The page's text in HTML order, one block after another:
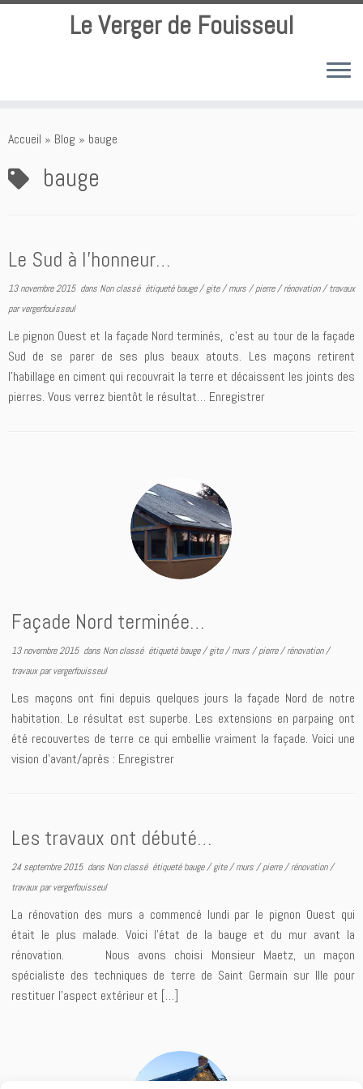
au
Le Verger de Fouisseul
Accueil » Blog » bauge
bauge
Le Sud à l’honneur…
13 novembre 2015dans Non classé étiquetébauge/gite/murs/pierre/rénovation/travaux
parvergerfouisseul
Le pignon Ouest et la façade Nord terminés, c’est au tour de la façade
Sud de se parer de ses plus beaux atouts. Les maçons retirent
l’habillage en ciment qui recouvrait la terre et décaissent les joints des
pierres. Vous verrez bientôt le résultat… Enregistrer
Façade Nord terminée…
13 novembre 2015dans Non classé étiquetébauge/gite/murs/pierre/rénovation/
travauxparvergerfouisseul
Les maçons ont fini depuis quelques jours la façade Nord de notre
habitation. Le résultat est superbe. Les extensions en parpaing ont
été recouvertes de terre ce qui embellie vraiment la façade. Voici une
vision d’avant/après : Enregistrer
Les travaux ont débuté…
24 septembre 2015dans Non classé étiquetébauge/gite/murs/pierre/rénovation/
travauxparvergerfouisseul
La rénovation des murs a commencé lundi par le pignon Ouest qui
était le plus malade. Voici l’état de la bauge et du mur avant la
rénovation. Nous avons choisi Monsieur Maetz, un maçon
spécialiste des techniques de terre de Saint Germain sur Ille pour
restituer l’aspect extérieur et […]